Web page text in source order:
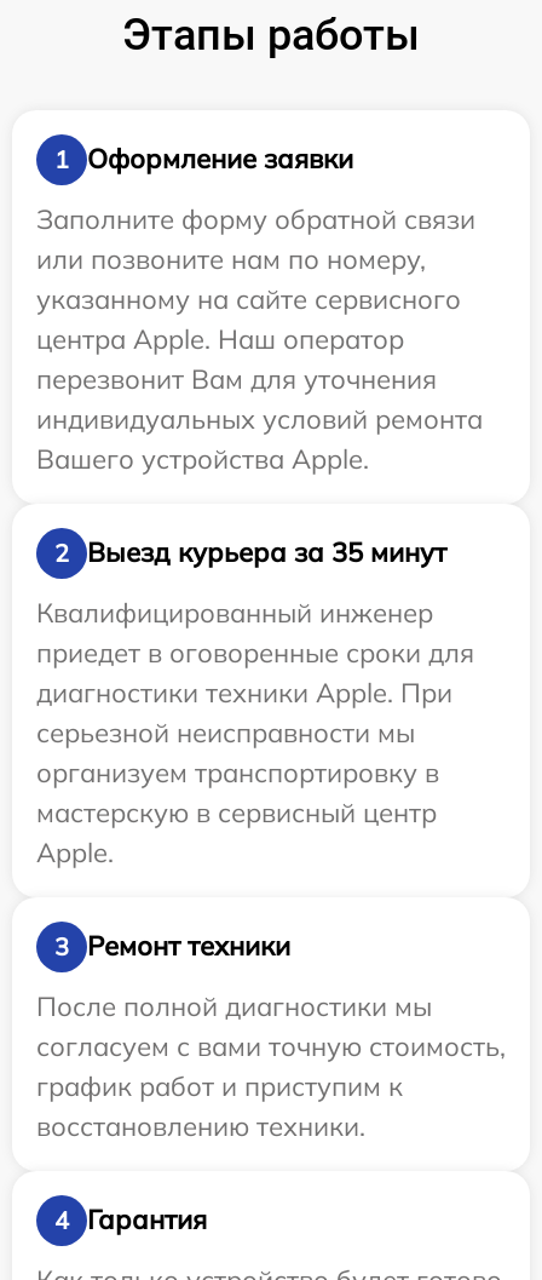
Этапы работы
1
Оформление заявки
Заполните форму обратной связи
или позвоните нам по номеру,
указанному на сайте сервисного
центра Apple. Наш оператор
перезвонит Вам для уточнения
индивидуальных условий ремонта
Вашего устройства Apple.
2
Выезд курьера за 35 минут
Квалифицированный инженер
приедет в оговоренные сроки для
диагностики техники Apple. При
серьезной неисправности мы
организуем транспортировку в
мастерскую в сервисный центр
Apple.
3
Ремонт техники
После полной диагностики мы
согласуем с вами точную стоимость,
график работ и приступим к
восстановлению техники.
4
Гарантия